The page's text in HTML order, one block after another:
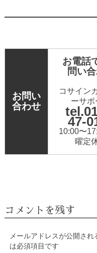
お問い
合わせ
お電話
問い
コサイン
ーサポ
47-
10:00〜
曜定
コメントを残す
メールアドレスが公開され
は必須項目です